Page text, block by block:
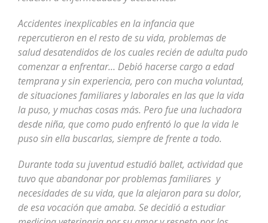
Accidentes inexplicables en la infancia que
repercutieron en el resto de su vida, problemas de
salud desatendidos de los cuales recién de adulta pudo
comenzar a enfrentar… Debió hacerse cargo a edad
temprana y sin experiencia, pero con mucha voluntad,
de situaciones familiares y laborales en las que la vida
la puso, y muchas cosas más. Pero fue una luchadora
desde niña, que como pudo enfrentó lo que la vida le
puso sin ella buscarlas, siempre de frente a todo.
Durante toda su juventud estudió ballet, actividad que
tuvo que abandonar por problemas familiares y
necesidades de su vida, que la alejaron para su dolor,
de esa vocación que amaba. Se decidió a estudiar